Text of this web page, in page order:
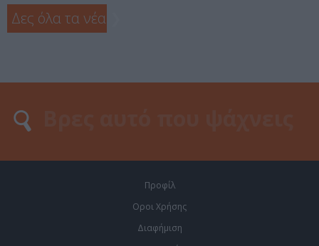
Δες όλα τα νέα
Προφίλ
Οροι Χρήσης
Διαφήμιση